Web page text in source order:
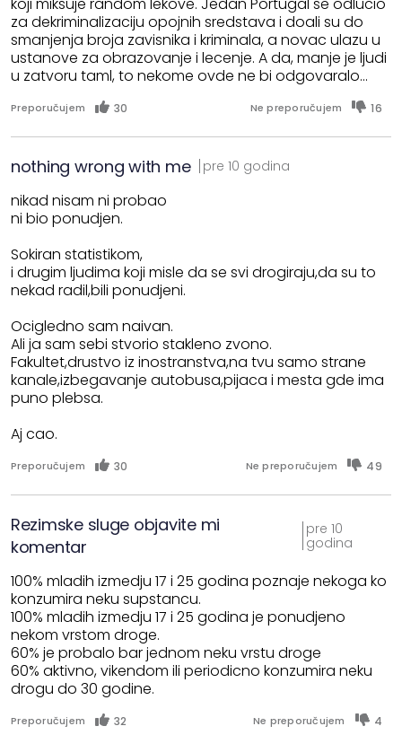
za dekriminalizaciju opojnih sredstava i doali su do
smanjenja broja zavisnika i kriminala, a novac ulazu u
ustanove za obrazovanje i lecenje. A da, manje je ljudi
u zatvoru taml, to nekome ovde ne bi odgovaralo...
Preporučujem 30 Ne preporučujem 16
nothing wrong with me pre 10 godina
nikad nisam ni probao
ni bio ponudjen.
Sokiran statistikom,
i drugim ljudima koji misle da se svi drogiraju,da su to
nekad radil,bili ponudjeni.
Ocigledno sam naivan.
Ali ja sam sebi stvorio stakleno zvono.
Fakultet,drustvo iz inostranstva,na tvu samo strane
kanale,izbegavanje autobusa,pijaca i mesta gde ima
puno plebsa.
Aj cao.
Preporučujem 30 Ne preporučujem 49
Rezimske sluge objavite mi
komentar
pre 10
godina
100% mladih izmedju 17 i 25 godina poznaje nekoga ko
konzumira neku supstancu.
100% mladih izmedju 17 i 25 godina je ponudjeno
nekom vrstom droge.
60% je probalo bar jednom neku vrstu droge
60% aktivno, vikendom ili periodicno konzumira neku
drogu do 30 godine.
Preporučujem 32 Ne preporučujem 4